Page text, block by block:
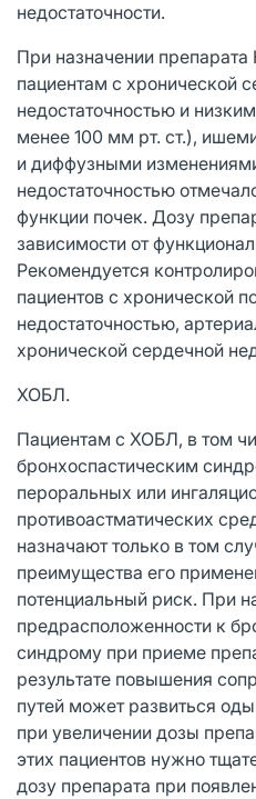
недостаточности.
При назначении
пациентам с хронической
недостаточностью и
менее 100 мм рт. ст.),
и диффузными
недостаточностью
функции почек. Дозу
зависимости от
Рекомендуется
пациентов с хронической
недостаточностью,
хронической сердечной
ХОБЛ.
Пациентам с ХОБЛ, в том
бронхоспастическим
пероральных или
противоастматических
назначают только в том
преимущества его
потенциальный риск. При
предрасположенности к
синдрому при приеме
результате повышения
путей может развиться
при увеличении дозы
этих пациентов нужно
дозу препарата при